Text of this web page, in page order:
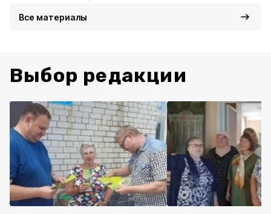
Все материалы
Выбор редакции